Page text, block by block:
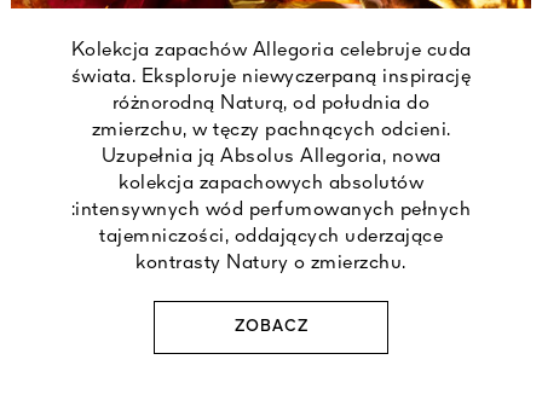
Kolekcja zapachów Allegoria celebruje cuda
świata. Eksploruje niewyczerpaną inspirację
różnorodną Naturą, od południa do
zmierzchu, w tęczy pachnących odcieni.
Uzupełnia ją Absolus Allegoria, nowa
kolekcja zapachowych absolutów
:intensywnych wód perfumowanych pełnych
tajemniczości, oddających uderzające
kontrasty Natury o zmierzchu.
ZOBACZ